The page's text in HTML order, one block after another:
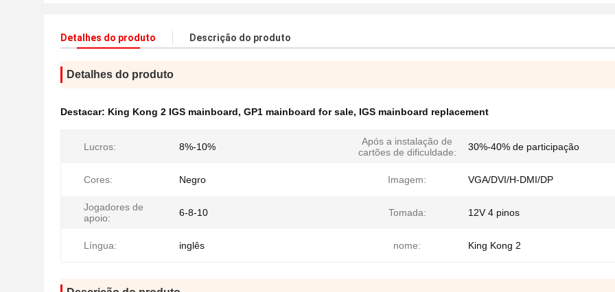
Detalhes do produto Descrição do produto
Detalhes do produto
Destacar: King Kong 2 IGS mainboard, GP1 mainboard for sale, IGS mainboard replacement
Lucros: 8%-10%
Após a instalação de
cartões de dificuldade:
30%-40% de participação
Cores: Negro Imagem: VGA/DVI/H-DMI/DP
Jogadores de
apoio:
6-8-10 Tomada: 12V 4 pinos
Língua: inglês nome: King Kong 2